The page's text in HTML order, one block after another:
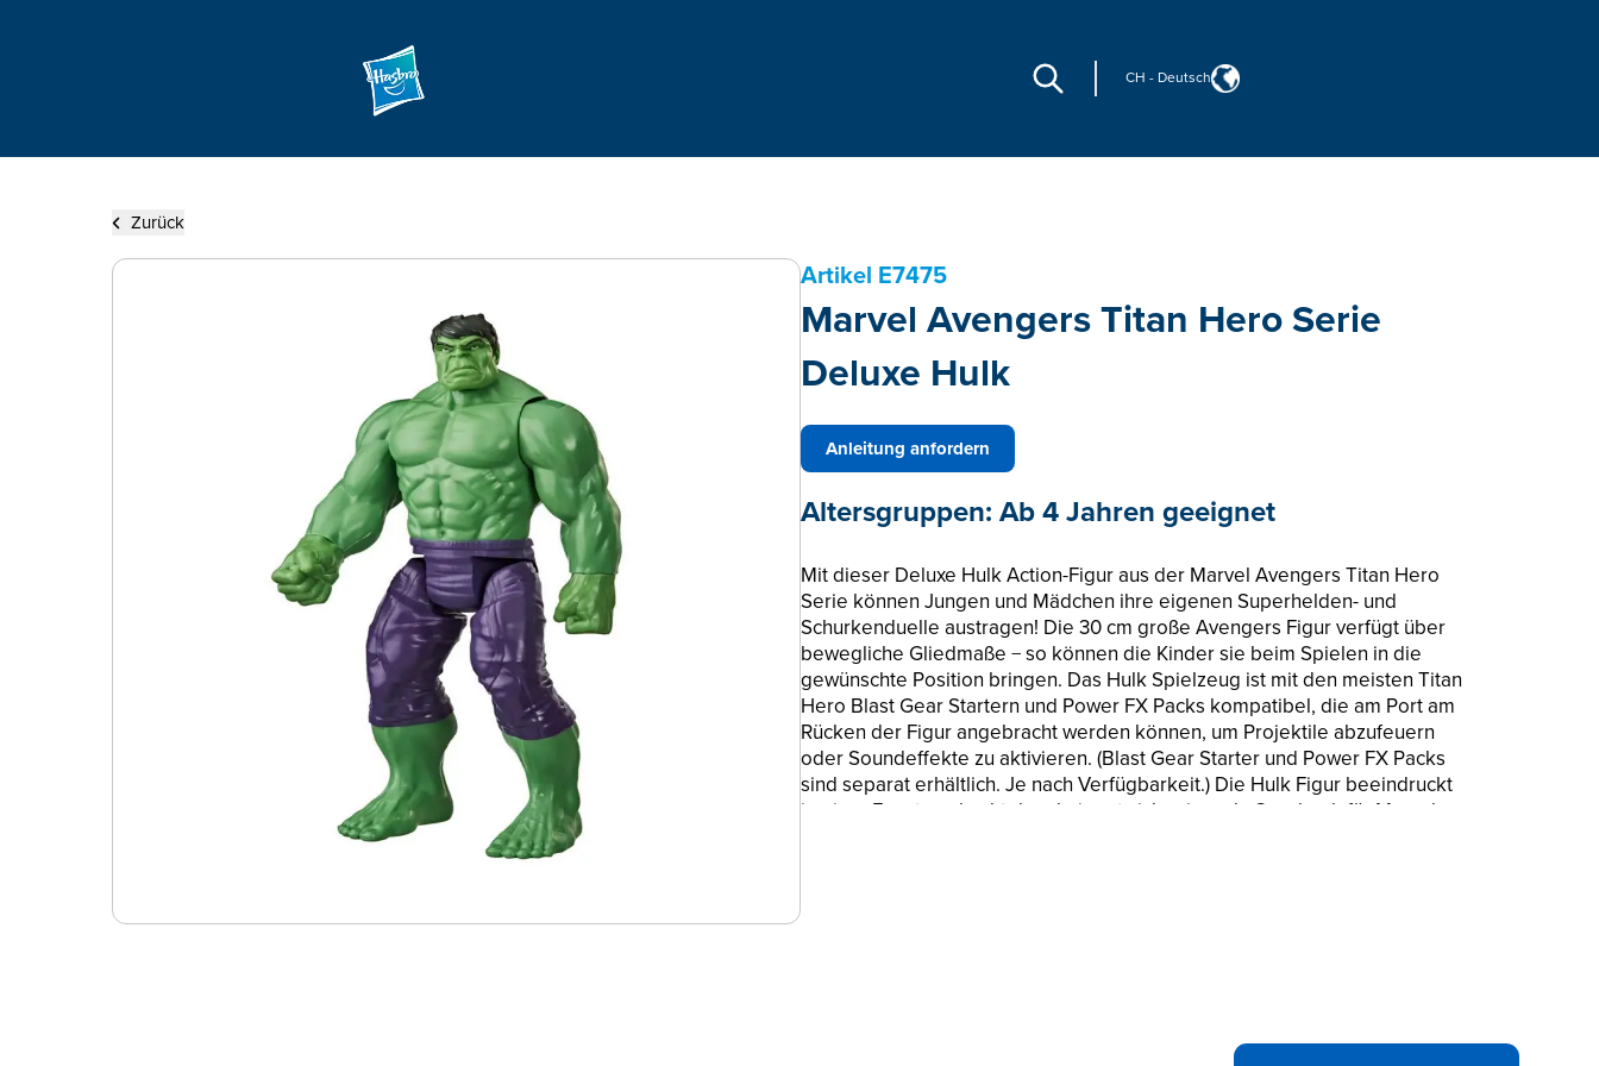
CH - Deutsch
Zurück
Artikel E7475
Marvel Avengers Titan Hero Serie
Deluxe Hulk
Anleitung anfordern
Altersgruppen: Ab 4 Jahren geeignet
Mit dieser Deluxe Hulk Action-Figur aus der Marvel Avengers Titan Hero
Serie können Jungen und Mädchen ihre eigenen Superhelden- und
Schurkenduelle austragen! Die 30 cm große Avengers Figur verfügt über
bewegliche Gliedmaße − so können die Kinder sie beim Spielen in die
gewünschte Position bringen. Das Hulk Spielzeug ist mit den meisten Titan
Hero Blast Gear Startern und Power FX Packs kompatibel, die am Port am
Rücken der Figur angebracht werden können, um Projektile abzufeuern
oder Soundeffekte zu aktivieren. (Blast Gear Starter und Power FX Packs
sind separat erhältlich. Je nach Verfügbarkeit.) Die Hulk Figur beeindruckt
in einer Fensterschachtel und eignet sich prima als Geschenk für Marvel
verfügt über bewegliche Arme, Beine und einen flexiblen Kopf und kommt